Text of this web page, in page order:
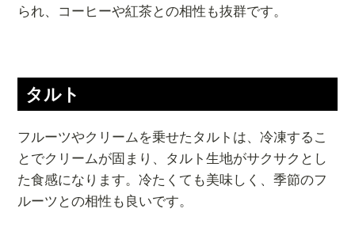
られ、コーヒーや紅茶との相性も抜群です。
タルト
フルーツやクリームを乗せたタルトは、冷凍するこ
とでクリームが固まり、タルト生地がサクサクとし
た食感になります。冷たくても美味しく、季節のフ
ルーツとの相性も良いです。